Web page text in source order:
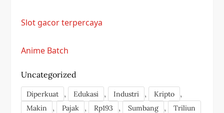
Slot gacor terpercaya
Anime Batch
Uncategorized
Diperkuat , Edukasi , Industri , Kripto ,
Makin , Pajak , Rp193 , Sumbang , Triliun